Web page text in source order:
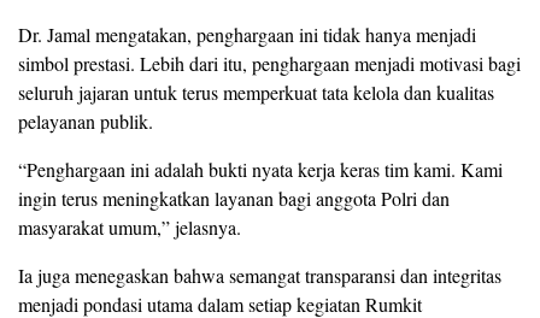
Dr. Jamal mengatakan, penghargaan ini tidak hanya menjadi
simbol prestasi. Lebih dari itu, penghargaan menjadi motivasi bagi
seluruh jajaran untuk terus memperkuat tata kelola dan kualitas
pelayanan publik.
“Penghargaan ini adalah bukti nyata kerja keras tim kami. Kami
ingin terus meningkatkan layanan bagi anggota Polri dan
masyarakat umum,” jelasnya.
Ia juga menegaskan bahwa semangat transparansi dan integritas
menjadi pondasi utama dalam setiap kegiatan Rumkit